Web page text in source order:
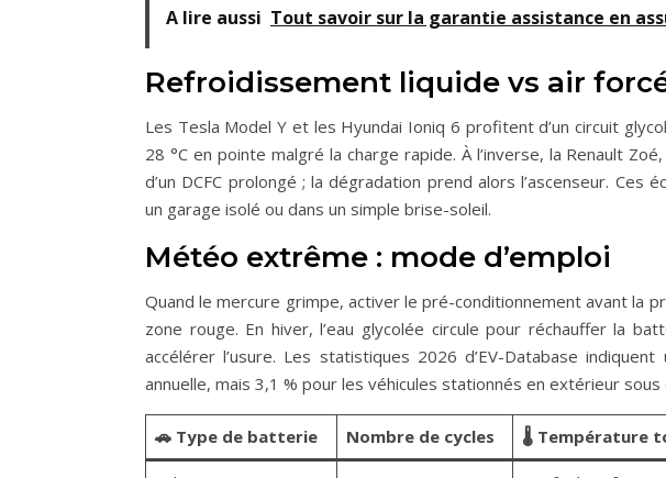
A lire aussi Tout savoir sur la garantie assistance en
Refroidissement liquide vs air
Les Tesla Model Y et les Hyundai Ioniq 6 profitent d’un circuit
28 °C en pointe malgré la charge rapide. À l’inverse, la Renault
d’un DCFC prolongé ; la dégradation prend alors l’ascenseur. Ces
un garage isolé ou dans un simple brise-soleil.
Météo extrême : mode d’emploi
Quand le mercure grimpe, activer le pré-conditionnement avant la
zone rouge. En hiver, l’eau glycolée circule pour réchauffer la
accélérer l’usure. Les statistiques 2026 d’EV-Database
annuelle, mais 3,1 % pour les véhicules stationnés en extérieur
🚗 Type de batterie Nombre de cycles 🌡️ Température